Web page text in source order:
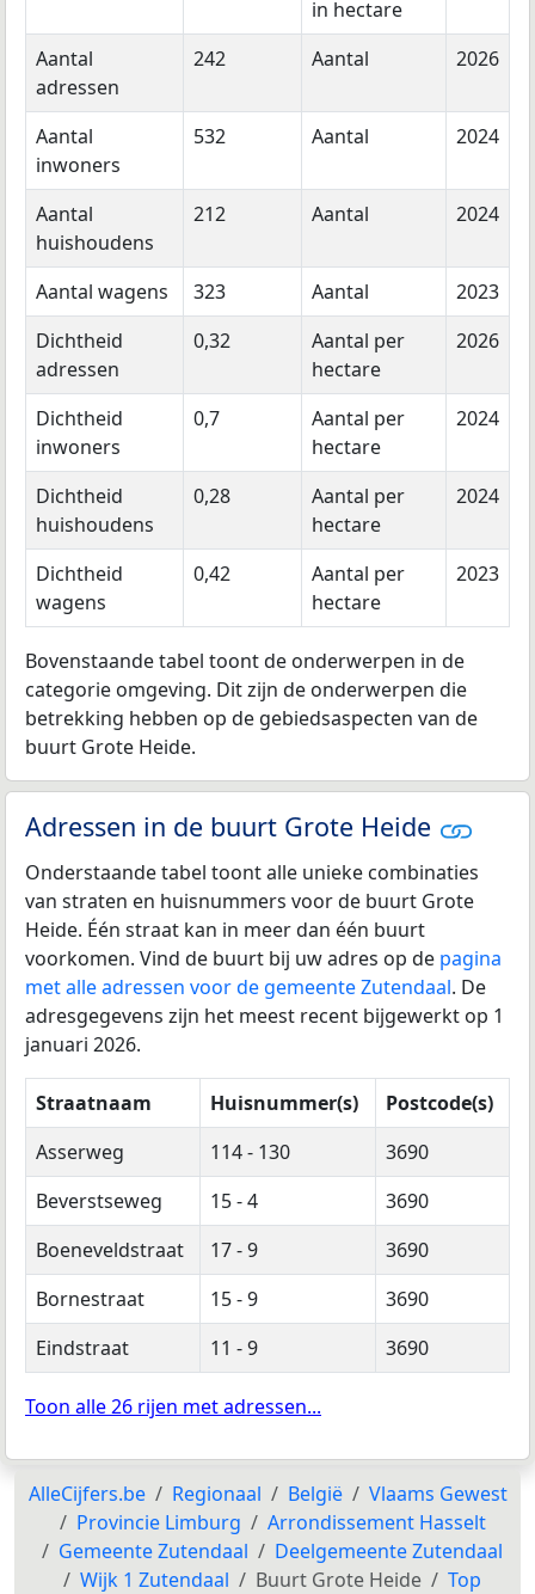
in hectare
Aantal
adressen
242 Aantal 2026
Aantal
inwoners
532 Aantal 2024
Aantal
huishoudens
212 Aantal 2024
Aantal wagens 323 Aantal
2023
Dichtheid
adressen
0,32
Aantal per
hectare
2026
Dichtheid
inwoners
0,7
Aantal per
hectare
2024
Dichtheid
huishoudens
0,28
Aantal per
hectare
2024
Dichtheid
wagens
0,42
Aantal per
hectare
2023
Bovenstaande tabel toont de onderwerpen in de
categorie omgeving. Dit zijn de onderwerpen die
betrekking hebben op de gebiedsaspecten van de
buurt Grote Heide.
Adressen in de buurt Grote Heide
Onderstaande tabel toont alle unieke combinaties
van straten en huisnummers voor de buurt Grote
Heide. Één straat kan in meer dan één buurt
voorkomen. Vind de buurt bij uw adres op de pagina
met alle adressen voor de gemeente Zutendaal. De
adresgegevens zijn het meest recent bijgewerkt op 1
januari 2026.
Straatnaam Huisnummer(s)
Postcode(s)
Asserweg
114 - 130
3690
Beverstseweg
15 - 4
3690
Boeneveldstraat
17 - 9
3690
Bornestraat
15 - 9
3690
Eindstraat
11 - 9 3690
Toon alle 26 rijen met adressen...
AlleCijfers.be Regionaal België
Vlaams Gewest
Provincie Limburg
Arrondissement Hasselt
Gemeente Zutendaal
Deelgemeente Zutendaal
Wijk 1 Zutendaal
Buurt Grote Heide Top